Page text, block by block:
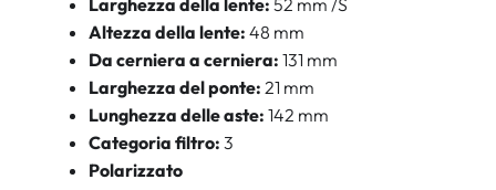
Larghezza della lente: 52 mm /S
Altezza della lente: 48 mm
Da cerniera a cerniera: 131 mm
Larghezza del ponte: 21 mm
Lunghezza delle aste: 142 mm
Categoria filtro: 3
Polarizzato